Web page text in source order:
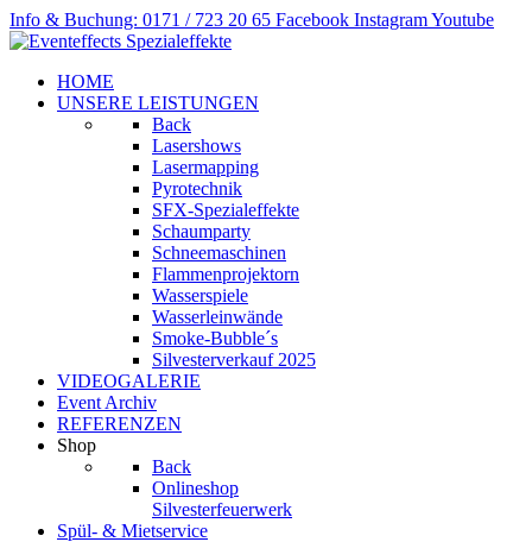
Info & Buchung: 0171 / 723 20 65 Facebook InstagramYoutube
HOME
UNSERE LEISTUNGEN
Back
Lasershows
Lasermapping
Pyrotechnik
SFX-Spezialeffekte
Schaumparty
Schneemaschinen
Flammenprojektorn
Wasserspiele
Wasserleinwände
Smoke-Bubble´s
Silvesterverkauf 2025
VIDEOGALERIE
Event Archiv
REFERENZEN
Shop
Back
Onlineshop
Silvesterfeuerwerk
Spül- & Mietservice